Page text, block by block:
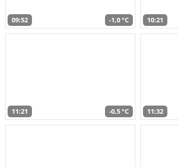
09:52 -1,0 °C 10:21
11:21 -0,5 °C 11:32